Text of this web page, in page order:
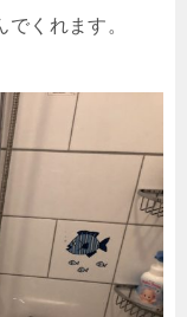
くれます。